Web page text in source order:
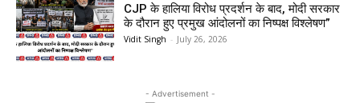
CJP के हालिया विरोध प्रदर्शन के बाद, मोदी सरकार
के दौरान हुए प्रमुख आंदोलनों का निष्पक्ष विश्लेषण”
Vidit Singh - July 26, 2026
- Advertisement -